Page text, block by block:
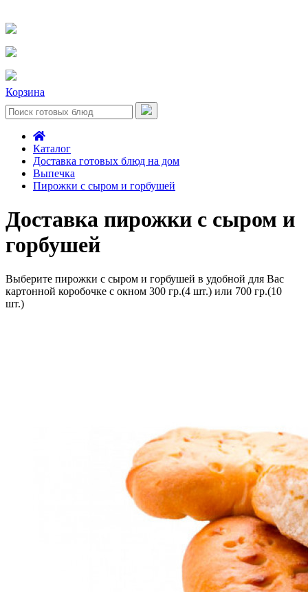
Корзина
Каталог
Доставка готовых блюд на дом
Выпечка
Пирожки с сыром и горбушей
Доставка пирожки с сыром и
горбушей
Выберите пирожки с сыром и горбушей в удобной для Вас
картонной коробочке с окном 300 гр.(4 шт.) или 700 гр.(10
шт.)